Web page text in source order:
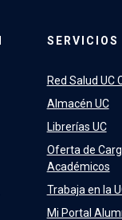
SERVICIOS
Red Salud UC
Almacén UC
Librerías UC
Oferta de
Académicos
Trabaja en la
Mi Portal